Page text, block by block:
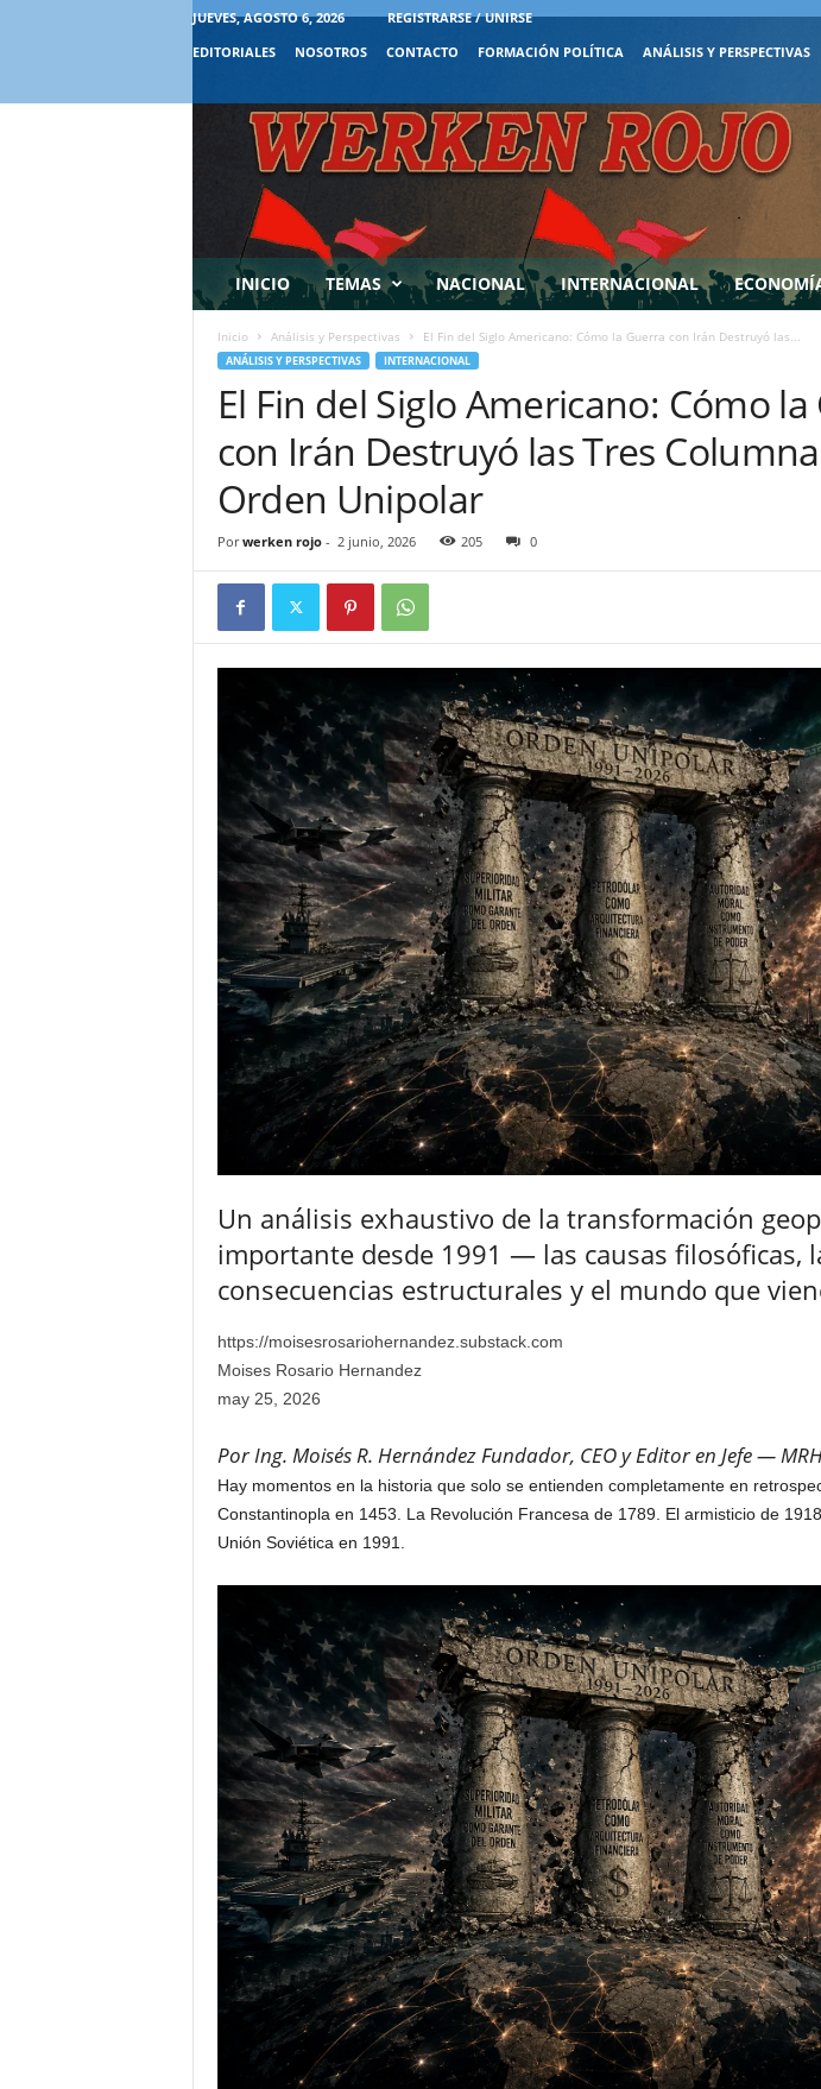
JUEVES, AGOSTO 6, 2026
REGISTRARSE / UNIRSE
EDITORIALES
NOSOTROS CONTACTO FORMACIÓN POLÍTICA ANÁLISIS Y PERSPECTIVAS
INICIO TEMAS NACIONAL INTERNACIONAL
Inicio Análisis y Perspectivas El Fin del Siglo Americano: Cómo la Guerra con Irán Destruyó las...
ANÁLISIS Y PERSPECTIVAS INTERNACIONAL
El Fin del Siglo Americano: Cómo
con Irán Destruyó las Tres
Orden Unipolar
Por werken rojo- 2 junio, 2026 205 0
Un análisis exhaustivo de la transformación
importante desde 1991 — las causas filosóficas,
consecuencias estructurales y el mundo que
https://moisesrosariohernandez.substack.com
Moises Rosario Hernandez
may 25, 2026
Por Ing. Moisés R. HernándezFundador, CEO y Editor en Jefe —
Hay momentos en la historia que solo se entienden completamente en
Constantinopla en 1453. La Revolución Francesa de 1789. El armisticio de
Unión Soviética en 1991.